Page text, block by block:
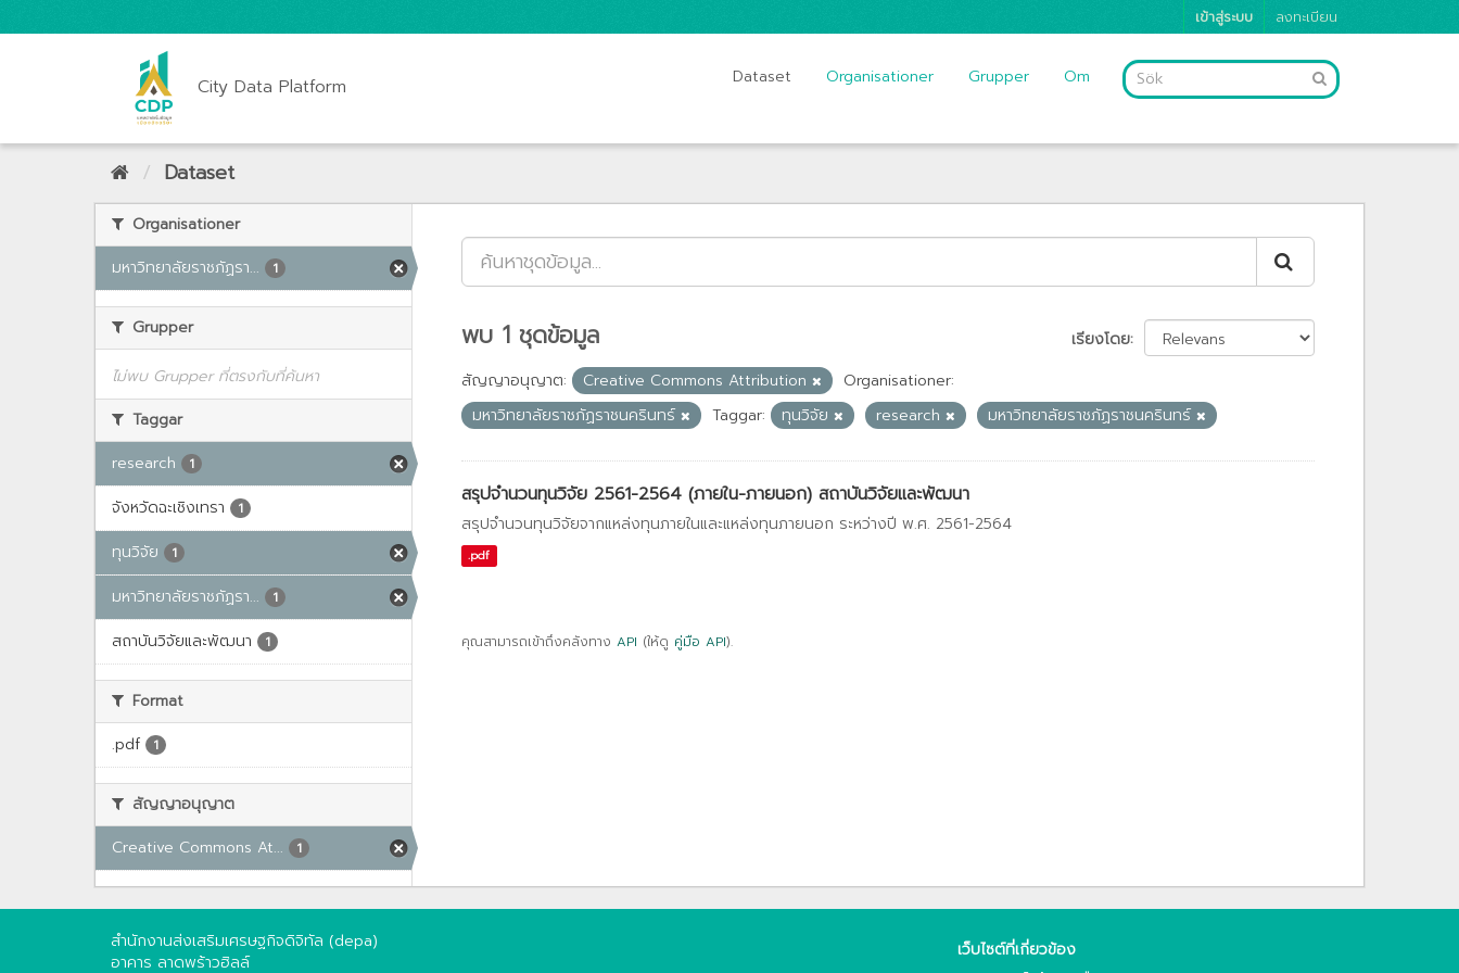
เข้าสู่ระบบ ลงทะเบียน
City Data Platform Dataset Organisationer Grupper Om
Dataset
Organisationer
มหาวิทยาลัยราชภัฏรา...
1
Grupper
ไม่พบ Grupper ที่ตรงกับที่ค้นหา
Taggar
research
1
จังหวัดฉะเชิงเทรา 1
ทุนวิจัย 1
มหาวิทยาลัยราชภัฏรา... 1
สถาบันวิจัยและพัฒนา 1
Format
.pdf
1
สัญญาอนุญาต
Creative Commons At...
1
เรียงโดย
พบ 1 ชุดข้อมูล
สัญญาอนุญาต: Creative Commons Attribution
Organisationer:
มหาวิทยาลัยราชภัฏราชนครินทร์
Taggar: ทุนวิจัย research มหาวิทยาลัยราชภัฏราชนครินทร์
สรุปจำนวนทุนวิจัย 2561-2564 (ภายใน-ภายนอก) สถาบันวิจัยและพัฒนา
สรุปจำนวนทุนวิจัยจากแหล่งทุนภายในและแหล่งทุนภายนอก ระหว่างปี พ.ศ. 2561-2564
.pdf
คุณสามารถเข้าถึงคลังทาง API (ให้ดู คู่มือ API).
สำนักงานส่งเสริมเศรษฐกิจดิจิทัล (depa)
อาคาร ลาดพร้าวฮิลล์
เว็บไซต์ที่เกี่ยวข้อง